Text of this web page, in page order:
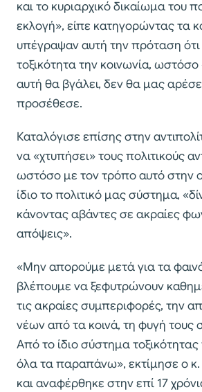
και το κυριαρχικό δικαίωμα του
εκλογή», είπε κατηγορώντας τα
υπέγραψαν αυτή την πρόταση ότι
τοξικότητα την κοινωνία,
αυτή θα βγάλει, δεν θα μας
προσέθεσε.
Καταλόγισε επίσης στην
να «χτυπήσει» τους πολιτικούς
ωστόσο με τον τρόπο αυτό στην
ίδιο το πολιτικό μας σύστημα,
κάνοντας αβάντες σε ακραίες
απόψεις».
«Μην απορούμε μετά για τα
βλέπουμε να ξεφυτρώνουν
τις ακραίες συμπεριφορές, την
νέων από τα κοινά, τη φυγή τους
Από το ίδιο σύστημα
όλα τα παραπάνω», εκτίμησε ο
και αναφέρθηκε στην επί 17